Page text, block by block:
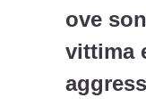
ove
vittima